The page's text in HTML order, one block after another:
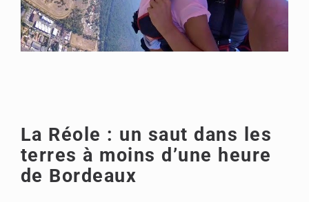
La Réole : un saut dans les
terres à moins d’une heure
de Bordeaux